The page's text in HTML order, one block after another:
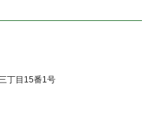
丁目15番1号